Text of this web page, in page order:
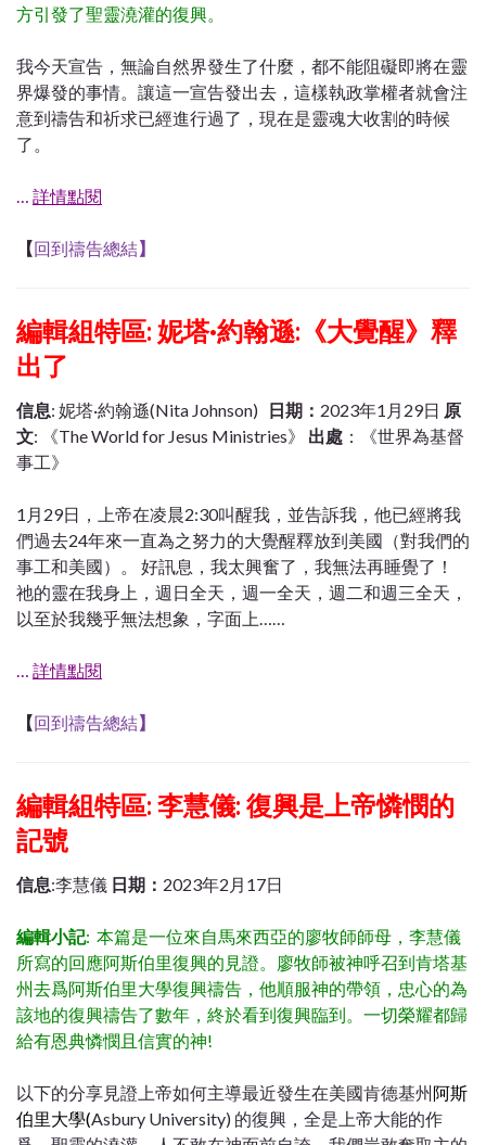
方引發了聖靈澆灌的復興。
我今天宣告，無論自然界發生了什麼，都不能阻礙即將在靈
界爆發的事情。讓這一宣告發出去，這樣執政掌權者就會注
意到禱告和祈求已經進行過了，現在是靈魂大收割的時候
了。
詳情點閱
【回到禱告總結】
編輯組特區: 妮塔·約翰遜:《大覺醒》釋
出了
信息: 妮塔·約翰遜(Nita Johnson) 日期： 2023年1月29日 原
文: 《The World for Jesus Ministries》 出處 ：《世界為基督
事工》
1月29日，上帝在凌晨2:30叫醒我，並告訴我，他已經將我
們過去24年來一直為之努力的大覺醒釋放到美國（對我們的
事工和美國）。 好訊息，我太興奮了，我無法再睡覺了！
祂的靈在我身上，週日全天，週一全天，週二和週三全天，
以至於我幾乎無法想象，字面上……
詳情點閱
【回到禱告總結】
編輯組特區: 李慧儀: 復興是上帝憐憫的
記號
信息:李慧儀 日期： 2023年2月17日
編輯小記: 本篇是一位來自馬來西亞的廖牧師師母，李慧儀
所寫的回應阿斯伯里復興的見證。廖牧師被神呼召到肯塔基
州去爲阿斯伯里大學復興禱告，他順服神的帶領，忠心的為
該地的復興禱告了數年，終於看到復興臨到。一切榮耀都歸
給有恩典憐憫且信實的神!
以下的分享見證上帝如何主導最近發生在美國肯德基州阿斯
伯里大學(Asbury University) 的復興，全是上帝大能的作